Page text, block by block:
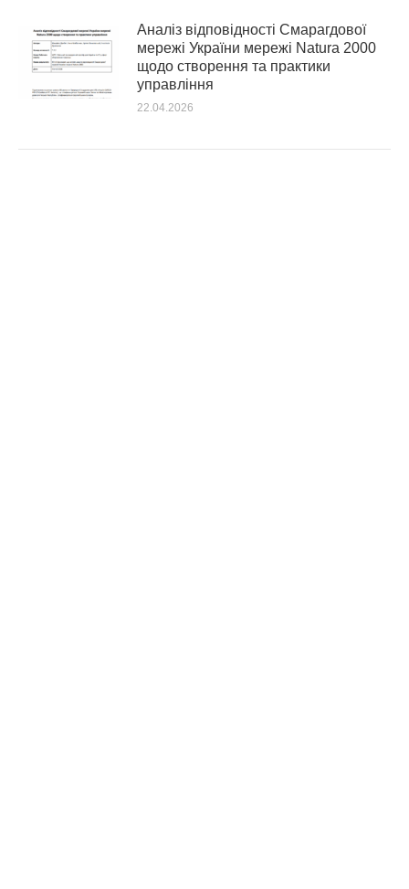
Аналіз відповідності Смарагдової
мережі України мережі Natura 2000
щодо створення та практики
управління
22.04.2026